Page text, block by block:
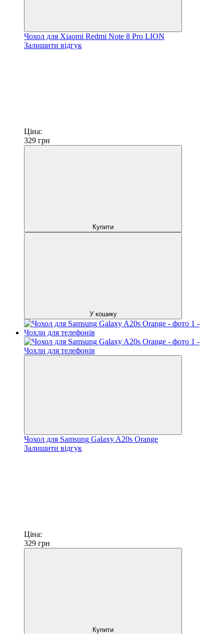
Чохол для Xiaomi Redmi Note 8 Pro LION
Залишити відгук
Ціна:
329 грн
Купити
У кошику
Чохол для Samsung Galaxy A20s Orange
Залишити відгук
Ціна:
329 грн
Купити